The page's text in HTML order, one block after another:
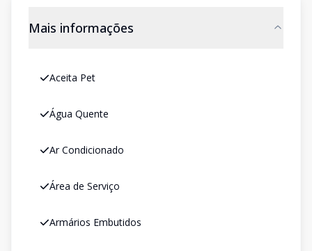
Mais informações
Aceita Pet
Água Quente
Ar Condicionado
Área de Serviço
Armários Embutidos